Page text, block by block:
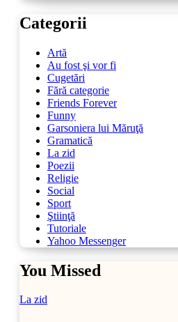
Categorii
Artă
Au fost şi vor fi
Cugetări
Fără categorie
Friends Forever
Funny
Garsoniera lui Măruţă
Gramatică
La zid
Poezii
Religie
Social
Sport
Ştiinţă
Tutoriale
Yahoo Messenger
You Missed
La zid